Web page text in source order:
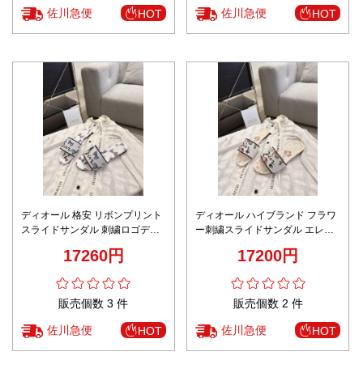
佐川急便 HOT 佐川急便 HOT
ディオール 格安 リボンプリント
スライドサンダル 刺繍ロゴデザ
17260円
販売個数 3 件
佐川急便 HOT
ディオール ハイブランド フラワ
ー刺繍スライドサンダル エレガ
17200円
販売個数 2 件
佐川急便 HOT